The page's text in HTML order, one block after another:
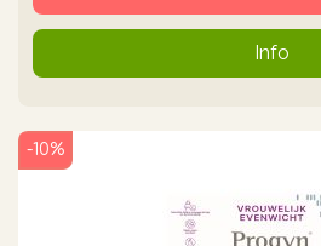
Info
-10%